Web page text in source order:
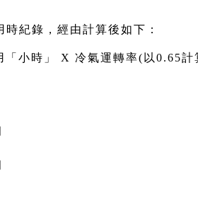
紀錄，經由計算後如下：
小時」 X 冷氣運轉率(以0.65計